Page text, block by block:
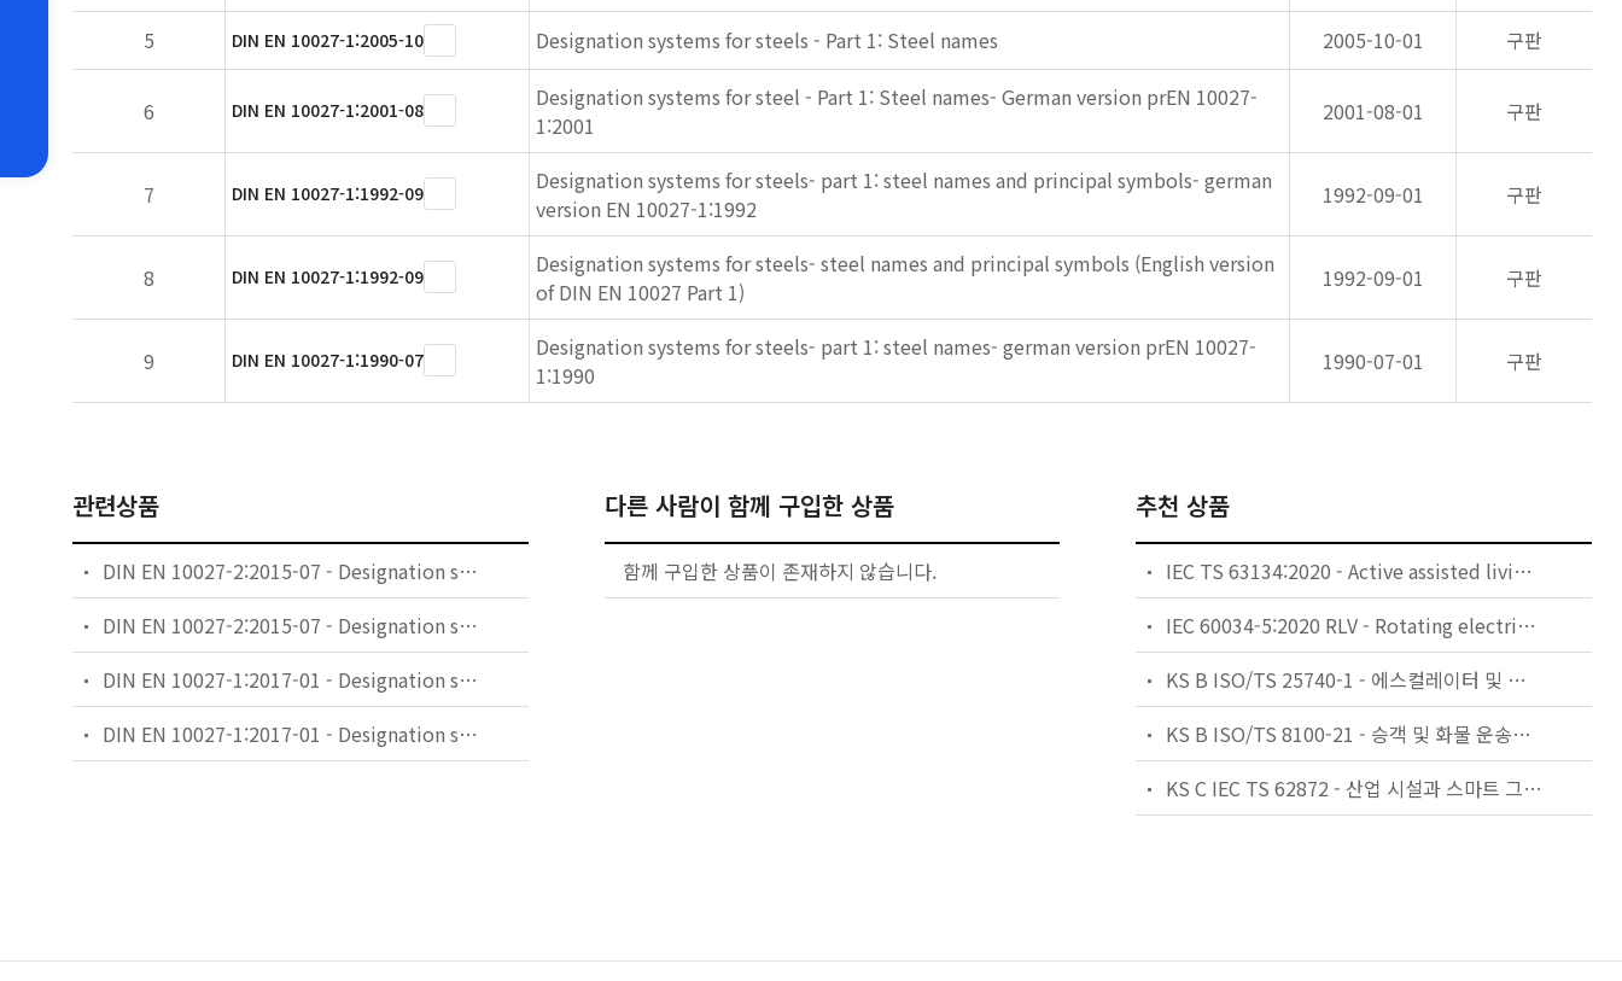
5 DIN EN 10027-1:2005-10 Designation systems for steels - Part 1: Steel names 2005-10-01 구판
6 DIN EN 10027-1:2001-08
Designation systems for steel - Part 1: Steel names- German version prEN 10027-
1:2001
2001-08-01 구판
7 DIN EN 10027-1:1992-09
Designation systems for steels- part 1: steel names and principal symbols- german
version EN 10027-1:1992
1992-09-01 구판
8 DIN EN 10027-1:1992-09
Designation systems for steels- steel names and principal symbols (English version
of DIN EN 10027 Part 1)
1992-09-01 구판
9 DIN EN 10027-1:1990-07
Designation systems for steels- part 1: steel names- german version prEN 10027-
1:1990
1990-07-01 구판
관련상품
DIN EN 10027-2:2015-07 - Designation systems for steels - Part 2: Numerical system; German version EN 10027-2:2015
DIN EN 10027-2:2015-07 - Designation systems for steels - Part 2: Numerical system
DIN EN 10027-1:2017-01 - Designation systems for steels - Part 1: Steel names; German version EN 10027-1:2016
DIN EN 10027-1:2017-01 - Designation systems for steels - Part 1: Steel names
다른 사람이 함께 구입한 상품
함께 구입한 상품이 존재하지 않습니다.
추천 상품
IEC TS 63134:2020 - Active assisted living (AAL) use cases
IEC 60034-5:2020 RLV - Rotating electrical machines - Part 5: Degrees of protection provided by the integral design of rotating electrical machines (IP code) - Classification
KS B ISO/TS 25740-1 - 에스컬레이터 및 무빙워크에 대한 안전요건 — 제1부: 세계공통 필수 안전요건(GESRs)
KS B ISO/TS 8100-21 - 승객 및 화물 운송용 엘리베이터 —제21부: 세계공통 필수안전요건(GESRs)을 충족하는 세계공통 안전 파라미터(GSPs)
KS C IEC TS 62872 - 산업 시설과 스마트 그리드 사이의 산업 공정 측정, 제어 및 자동화 시스템 인터페이스